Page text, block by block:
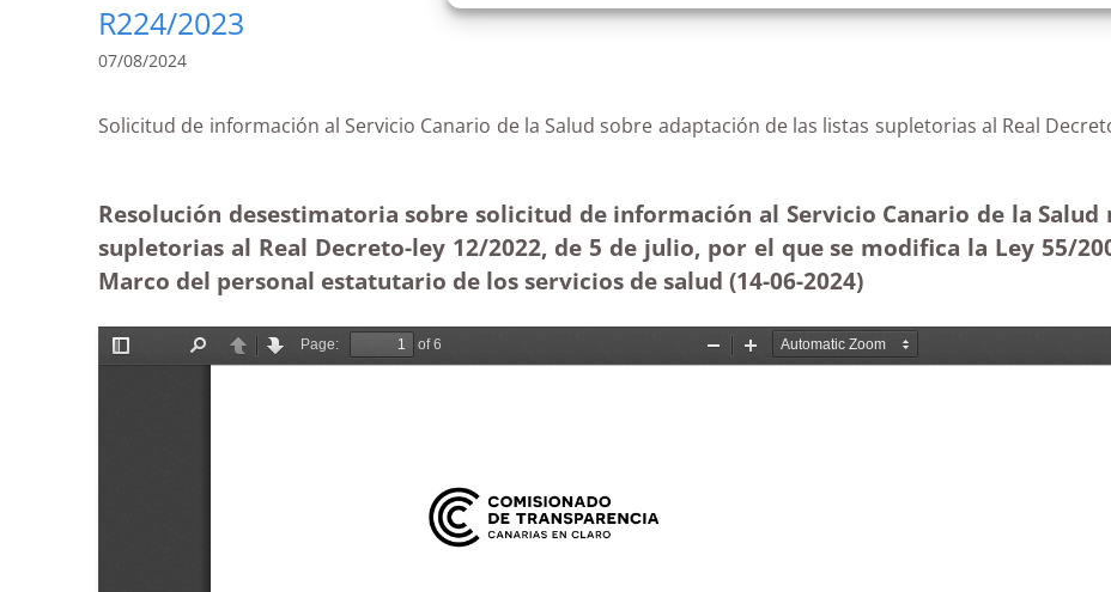
R224/2023
07/08/2024
Solicitud de información al Servicio Canario de la Salud sobre adaptación de las listas supletorias al Real
Resolución desestimatoria sobre solicitud de información al Servicio Canario de la
supletorias al Real Decreto-ley 12/2022, de 5 de julio, por el que se modifica la Ley 55/
Marco del personal estatutario de los servicios de salud (14-06-2024)